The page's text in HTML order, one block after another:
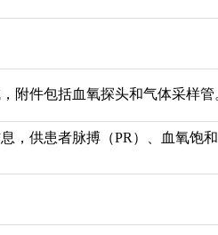
附件包括血氧探头和气体采样管
供患者脉搏（PR）、血氧饱